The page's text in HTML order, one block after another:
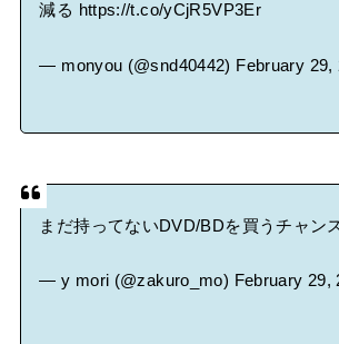
減る https://t.co/yCjR5VP3Er
— monyou (@snd40442) February 29,
まだ持ってないDVD/BDを買うチャン
— y mori (@zakuro_mo) February 29,